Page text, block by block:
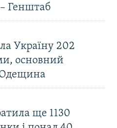
Генштаб
Україну 202
основний
Одещина
ще 1130